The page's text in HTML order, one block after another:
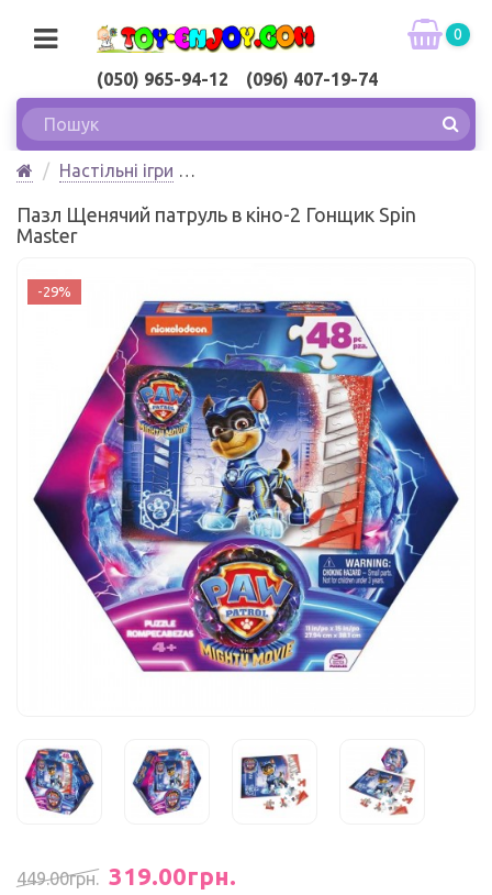
(050) 965-94-12 (096) 407-19-74
0
Настільні ігри
Пазл Щенячий патруль в кіно-2 Гонщик Spin
Master
-29%
449.00грн. 319.00грн.